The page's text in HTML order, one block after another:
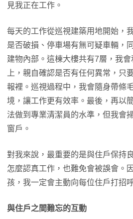
見我正在工作。
每天的工作從巡視建築用地開始，
是否破損、停車場有無可疑車輛，
建物內部。這棟大樓共有7層，我
上，親自確認是否有任何異常，只
報裡。巡視過程中，我會隨身帶條
境，讓工作更有效率。最後，再以
法做到專業清潔員的水準，但我會
窗戶。
對我來說，最重要的是與住戶保持
怎麼認真工作，也難免會被誤會。
孩，我一定會主動向每位住戶打招
與住戶之間難忘的互動